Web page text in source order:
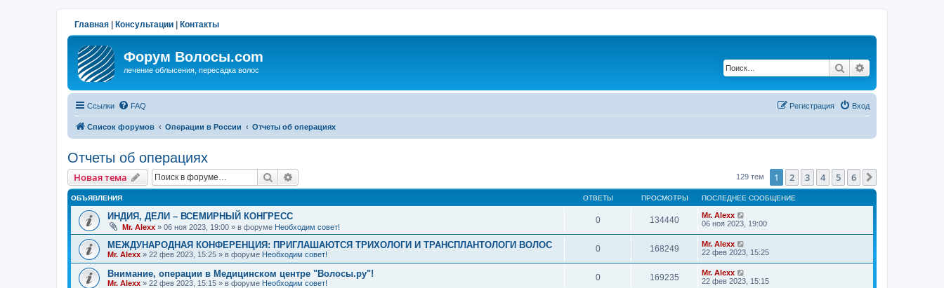
Главная Консультации Контакты
Форум Волосы.com
лечение облысения, пересадка волос Поиск
Ссылки FAQ Вход
Регистрация
Список форумов Операции в России Отчеты об операциях
Отчеты об операциях
Новая тема Поиск 129 тем 1 2 3 4 5 6
ОБЪЯВЛЕНИЯ ОТВЕТЫ ПРОСМОТРЫ ПОСЛЕДНЕЕ СООБЩЕНИЕ
ИНДИЯ, ДЕЛИ – ВСЕМИРНЫЙ КОНГРЕСС
Mr. Alexx » 06 ноя 2023, 19:00 » в форуме Необходим совет!
0 134440
Mr. Alexx
06 ноя 2023, 19:00
МЕЖДУНАРОДНАЯ КОНФЕРЕНЦИЯ: ПРИГЛАШАЮТСЯ ТРИХОЛОГИ И ТРАНСПЛАНТОЛОГИ ВОЛОС
Mr. Alexx » 22 фев 2023, 15:25 » в форуме Необходим совет!
0 168249
Mr. Alexx
22 фев 2023, 15:25
Внимание, операции в Медицинском центре "Волосы.ру"!
Mr. Alexx » 22 фев 2023, 15:15 » в форуме Необходим совет!
0 169235
Mr. Alexx
22 фев 2023, 15:15